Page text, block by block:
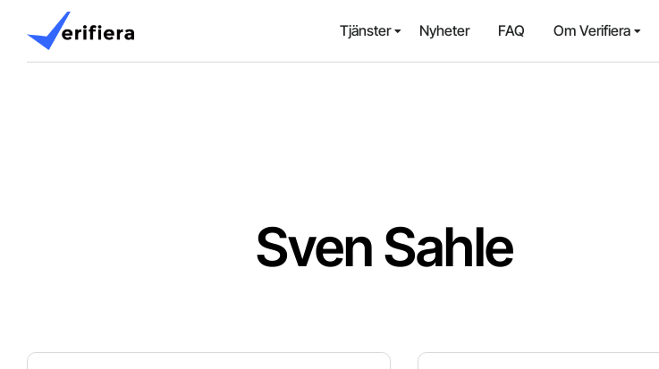
Tjänster Nyheter FAQ Om Verifiera
Sven Sahle